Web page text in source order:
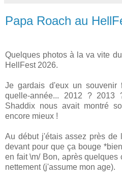
Papa Roach au
Quelques photos à la va vite
HellFest 2026.
Je gardais d'eux un souvenir
quelle-année... 2012 ? 2013
Shaddix nous avait montré
encore mieux !
Au début j'étais assez près de
devant pour que ça bouge
en fait \m/ Bon, après
nettement (j'assume mon age).